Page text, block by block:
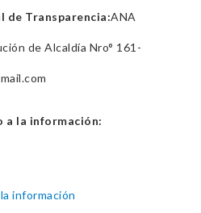
de Transparencia:ANA
de Alcaldía Nro° 161-
a la información:
información